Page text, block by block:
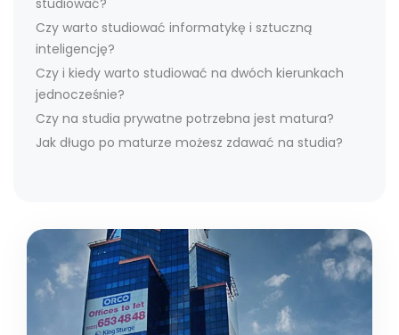
studiować?
Czy warto studiować informatykę i sztuczną
inteligencję?
Czy i kiedy warto studiować na dwóch kierunkach
jednocześnie?
Czy na studia prywatne potrzebna jest matura?
Jak długo po maturze możesz zdawać na studia?